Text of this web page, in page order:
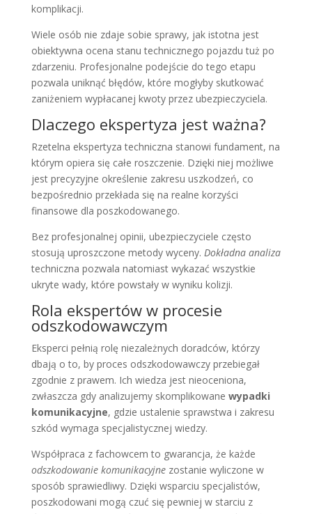
komplikacji.
Wiele osób nie zdaje sobie sprawy, jak istotna jest
obiektywna ocena stanu technicznego pojazdu tuż po
zdarzeniu. Profesjonalne podejście do tego etapu
pozwala uniknąć błędów, które mogłyby skutkować
zaniżeniem wypłacanej kwoty przez ubezpieczyciela.
Dlaczego ekspertyza jest ważna?
Rzetelna ekspertyza techniczna stanowi fundament, na
którym opiera się całe roszczenie. Dzięki niej możliwe
jest precyzyjne określenie zakresu uszkodzeń, co
bezpośrednio przekłada się na realne korzyści
finansowe dla poszkodowanego.
Bez profesjonalnej opinii, ubezpieczyciele często
stosują uproszczone metody wyceny. Dokładna analiza
techniczna pozwala natomiast wykazać wszystkie
ukryte wady, które powstały w wyniku kolizji.
Rola ekspertów w procesie
odszkodowawczym
Eksperci pełnią rolę niezależnych doradców, którzy
dbają o to, by proces odszkodowawczy przebiegał
zgodnie z prawem. Ich wiedza jest nieoceniona,
zwłaszcza gdy analizujemy skomplikowane wypadki
komunikacyjne, gdzie ustalenie sprawstwa i zakresu
szkód wymaga specjalistycznej wiedzy.
Współpraca z fachowcem to gwarancja, że każde
odszkodowanie komunikacyjnezostanie wyliczone w
sposób sprawiedliwy. Dzięki wsparciu specjalistów,
poszkodowani mogą czuć się pewniej w starciu z